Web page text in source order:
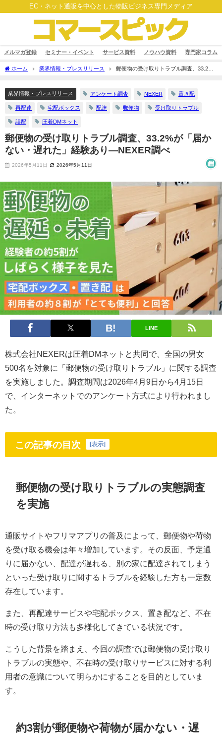
EC・ネット通販を中心とした物販ビジネス専門メディア
メルマガ登録 セミナー・イベント サービス資料 ノウハウ資料 専門家コラム
ホーム 業界情報・プレスリリース
郵便物の受け取りトラブル調査、33.2%
業界情報・プレスリリース アンケート調査 NEXER 置き配
再配達 宅配ボックス 配達 郵便物 受け取りトラブル
誤配 圧着DMネット
郵便物の受け取りトラブル調査、33.2%が「届か
ない・遅れた」経験あり―NEXER調べ
2026年5月11日 2026年5月11日
LINE
株式会社NEXERは圧着DMネットと共同で、全国の男女
500名を対象に「郵便物の受け取りトラブル」に関する調査
を実施しました。調査期間は2026年4月9日から4月15日
で、インターネットでのアンケート方式により行われまし
た。
この記事の目次 [表示]
郵便物の受け取りトラブルの実態調査
を実施
通販サイトやフリマアプリの普及によって、郵便物や荷物
を受け取る機会は年々増加しています。その反面、予定通
りに届かない、配達が遅れる、別の家に配達されてしまう
といった受け取りに関するトラブルを経験した方も一定数
存在しています。
また、再配達サービスや宅配ボックス、置き配など、不在
時の受け取り方法も多様化してきている状況です。
こうした背景を踏まえ、今回の調査では郵便物の受け取り
トラブルの実態や、不在時の受け取りサービスに対する利
用者の意識について明らかにすることを目的としていま
す。
約3割が郵便物や荷物が届かない・遅